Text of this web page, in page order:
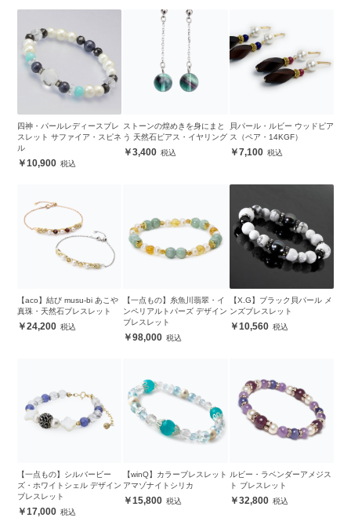
四神・パールレディースブレ
スレット サファイア・スピネ
ル
10,900
ストーンの煌めきを身にまと
う 天然石ピアス・イヤリング
3,400
貝パール・ルビー ウッドピア
ス（ペア・14KGF）
7,100
【aco】結び musu-bi あこや
真珠・天然石ブレスレット
24,200
【一点もの】糸魚川翡翠・イ
ンペリアルトパーズ デザイン
ブレスレット
98,000
【X.G】ブラック貝パール メ
ンズブレスレット
10,560
【一点もの】シルバービー
ズ・ホワイトシェル デザイン
ブレスレット
17,000
【winQ】カラーブレスレット
アマゾナイトシリカ
15,800
ルビー・ラベンダーアメジス
ト ブレスレット
32,800